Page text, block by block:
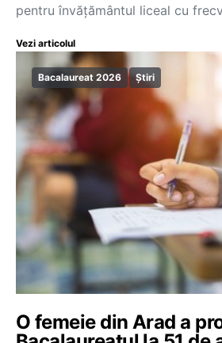
pentru învățământul liceal cu
Vezi articolul
Bacalaureat 2026 Știri
O femeie din Arad a